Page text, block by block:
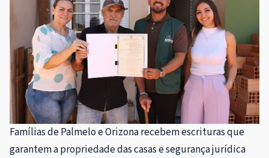
Famílias de Palmelo e Orizona recebem escrituras que
garantem a propriedade das casas e segurança jurídica